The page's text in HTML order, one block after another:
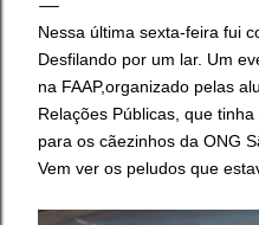
Nessa última sexta-feira fui
Desfilando por um lar. Um
na FAAP,organizado pelas
Relações Públicas, que
para os cãezinhos da ONG
Vem ver os peludos que